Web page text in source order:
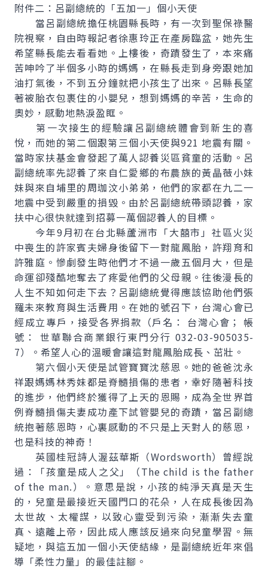
附件二：呂副總統的「五加一」個小天使
當呂副總統擔任桃園縣長時，有一次到聖保祿醫
院視察，自由時報記者徐惠玲正在產房臨盆，她先生
希望縣長能去看看她。上樓後，奇蹟發生了，本來痛
苦呻吟了半個多小時的媽媽，在縣長走到身旁跟她加
油打氣後，不到五分鐘就把小孩生了出來。呂縣長望
著被胎衣包裹住的小嬰兒，想到媽媽的辛苦，生命的
奧妙，感動地熱淚盈眶。
第一次接生的經驗讓呂副總統體會到新生的喜
悅，而她的第二個跟第三個小天使與921 地震有關。
當時家扶基金會發起了萬人認養災區貧童的活動。呂
副總統率先認養了來自仁愛鄉的布農族的黃晶薇小妹
妹與來自埔里的周珈汶小弟弟，他們的家都在九二一
地震中受到嚴重的損毀。由於呂副總統帶頭認養，家
扶中心很快就達到招募一萬個認養人的目標。
今年9月初在台北縣蘆洲市「大囍市」社區火災
中喪生的許家賓夫婦身後留下一對龍鳳胎，許翔育和
許雅庭。慘劇發生時他們才不過一歲五個月大，但是
命運卻殘酷地奪去了疼愛他們的父母親。往後漫長的
人生不知如何走下去？呂副總統覺得應該協助他們張
羅未來教育與生活費用。在她的號召下，台灣心會已
經成立專戶，接受各界捐款（戶名： 台灣心會； 帳
號： 世華聯合商業銀行東門分行 032-03-905035-
7）。希望人心的溫暖會讓這對龍鳳胎成長、茁壯。
第六個小天使是試管寶寶沈慈恩。她的爸爸沈永
祥跟媽媽林秀妹都是脊髓損傷的患者，幸好隨著科技
的進步，他們終於獲得了上天的恩賜，成為全世界首
例脊髓損傷夫妻成功產下試管嬰兒的奇蹟，當呂副總
統抱著慈恩時，心裏感動的不只是上天對人的慈恩，
也是科技的神奇！
英國桂冠詩人渥茲華斯（Wordsworth）曾經說
過：「孩童是成人之父」（The child is the father
of the man.）。意思是說，小孩的純淨天真是天生
的，兒童是最接近天國門口的花朵，人在成長後因為
太世故、太權謀，以致心靈受到污染，漸漸失去童
真、遠離上帝，因此成人應該反過來向兒童學習。無
疑地，與這五加一個小天使結緣，是副總統近年來倡
導「柔性力量」的最佳註腳。